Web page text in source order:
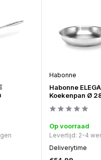
Habonne
Habonne
Koekenpan Ø
Op voorraad
Levertijd: 2-4
Deliverytime